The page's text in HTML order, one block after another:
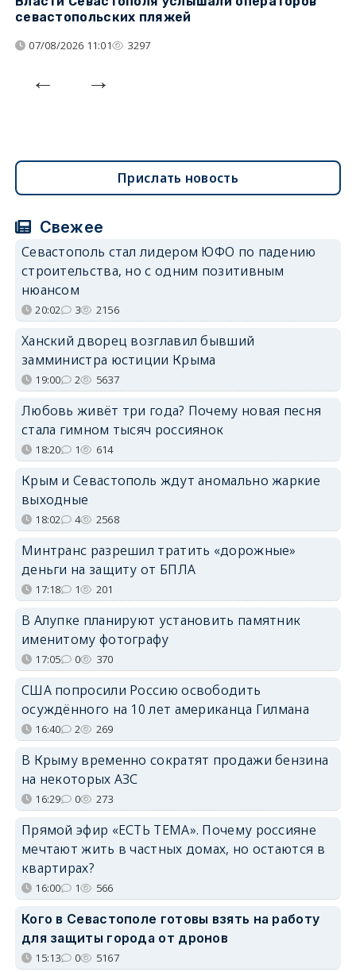
севастопольских пляжей
07/08/2026 11:01 3297
Прислать новость
Свежее
Севастополь стал лидером ЮФО по падению
строительства, но с одним позитивным
нюансом
20:02 3 2156
Ханский дворец возглавил бывший
замминистра юстиции Крыма
19:00 2 5637
Любовь живёт три года? Почему новая песня
стала гимном тысяч россиянок
18:20 1 614
Крым и Севастополь ждут аномально жаркие
выходные
18:02 4 2568
Минтранс разрешил тратить «дорожные»
деньги на защиту от БПЛА
17:18 1 201
В Алупке планируют установить памятник
именитому фотографу
17:05 0 370
США попросили Россию освободить
осуждённого на 10 лет американца Гилмана
16:40 2 269
В Крыму временно сократят продажи бензина
на некоторых АЗС
16:29 0 273
Прямой эфир «ЕСТЬ ТЕМА». Почему россияне
мечтают жить в частных домах, но остаются в
квартирах?
16:00 1 566
Кого в Севастополе готовы взять на работу
для защиты города от дронов
15:13 0 5167